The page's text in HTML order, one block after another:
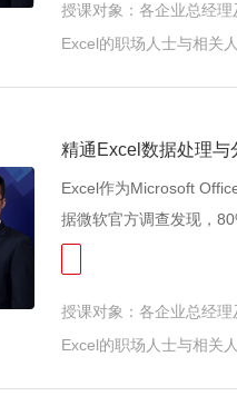
胀？ 为什么我的Excel
部分职场人士都有以上
授课对象：各企业总经
Excel的职场人士与相关
精通Excel数据处理与
Excel作为Microsoft
据微软官方调查发现，
功能不熟悉，因此导致
胀？ 为什么我的Excel
部分职场人士都有以上
授课对象：各企业总经
Excel的职场人士与相关